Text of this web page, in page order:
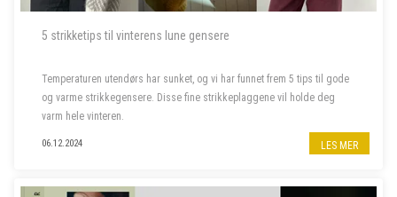
5 strikketips til vinterens lune gensere
Temperaturen utendørs har sunket, og vi har funnet frem 5 tips til gode
og varme strikkegensere. Disse fine strikkeplaggene vil holde deg
varm hele vinteren.
06.12.2024 LES MER